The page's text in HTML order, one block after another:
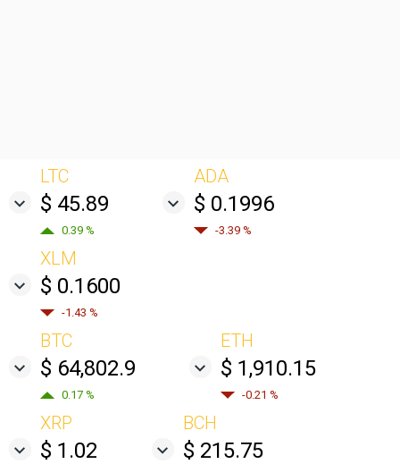
LTC
$ 45.89
0.39 %
ADA
$ 0.1996
-3.39 %
XLM
$ 0.1600
-1.43 %
BTC
$ 64,802.9
0.17 %
ETH
$ 1,910.15
-0.21 %
XRP
$ 1.02
BCH
$ 215.75